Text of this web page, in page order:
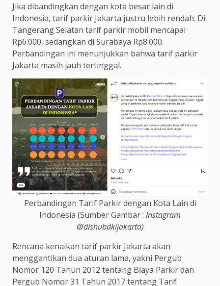
Jika dibandingkan dengan kota besar lain di
Indonesia, tarif parkir Jakarta justru lebih rendah. Di
Tangerang Selatan tarif parkir mobil mencapai
Rp6.000, sedangkan di Surabaya Rp8.000.
Perbandingan ini menunjukkan bahwa tarif parkir
Jakarta masih jauh tertinggal.
Perbandingan Tarif Parkir dengan Kota Lain di
Indonesia (Sumber Gambar : Instagram
@dishubdkijakarta)
Rencana kenaikan tarif parkir Jakarta akan
menggantikan dua aturan lama, yakni Pergub
Nomor 120 Tahun 2012 tentang Biaya Parkir dan
Pergub Nomor 31 Tahun 2017 tentang Tarif